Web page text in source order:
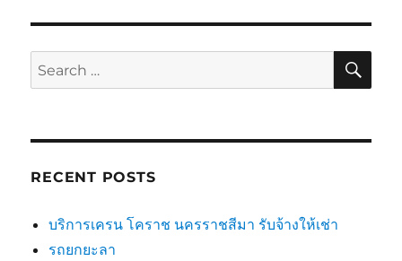
Search
for:
RECENT POSTS
บริการเครน โคราช นครราชสีมา รับจ้างให้เช่า
รถยกยะลา